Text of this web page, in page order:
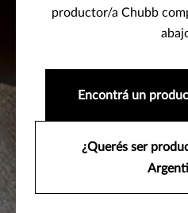
productor/a Chubb
Encontrá un
¿Querés ser